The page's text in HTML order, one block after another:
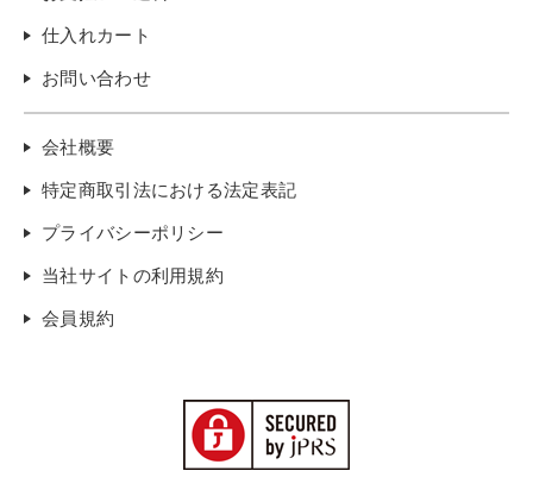
仕入れカート
お問い合わせ
会社概要
特定商取引法における法定表記
プライバシーポリシー
当社サイトの利用規約
会員規約